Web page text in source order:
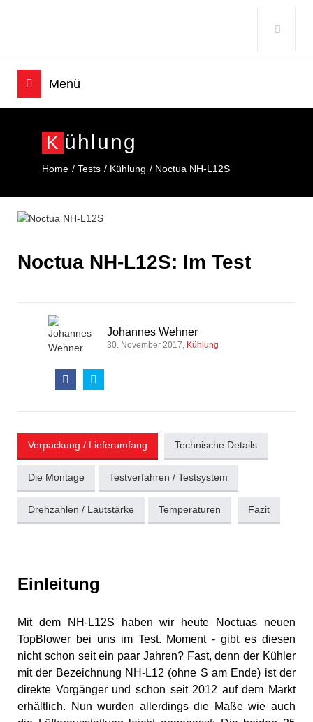
K Ühlung
Home Tests Kühlung Noctua NH-L12S
Noctua NH-L12S: Im Test
Johannes Wehner
30. November 2017 Kühlung
Verpackung / Lieferumfang Technische Details
Die Montage Testverfahren / Testsystem
Drehzahlen / Lautstärke Temperaturen Fazit
Einleitung
Mit dem NH-L12S haben wir heute Noctuas neuen
TopBlower bei uns im Test. Moment - gibt es diesen
nicht schon seit ein paar Jahren? Fast, denn der Kühler
mit der Bezeichnung NH-L12 (ohne S am Ende) ist der
direkte Vorgänger und schon seit 2012 auf dem Markt
erhältlich. Nun wurden allerdings die Maße wie auch